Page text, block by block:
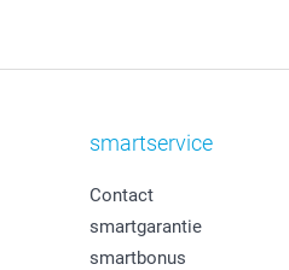
smartservice
Contact
smartgarantie
smartbonus